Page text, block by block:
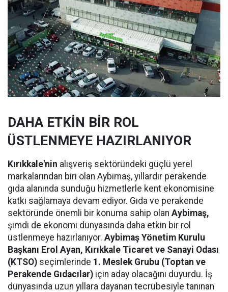
DAHA ETKİN BİR ROL
ÜSTLENMEYE HAZIRLANIYOR
Kırıkkale'nin alışveriş sektöründeki güçlü yerel
markalarından biri olan Aybimaş, yıllardır perakende
gıda alanında sunduğu hizmetlerle kent ekonomisine
katkı sağlamaya devam ediyor. Gıda ve perakende
sektöründe önemli bir konuma sahip olan Aybimaş,
şimdi de ekonomi dünyasında daha etkin bir rol
üstlenmeye hazırlanıyor. Aybimaş Yönetim Kurulu
Başkanı Erol Ayan, Kırıkkale Ticaret ve Sanayi Odası
(KTSO) seçimlerinde 1. Meslek Grubu (Toptan ve
Perakende Gıdacılar) için aday olacağını duyurdu. İş
dünyasında uzun yıllara dayanan tecrübesiyle tanınan